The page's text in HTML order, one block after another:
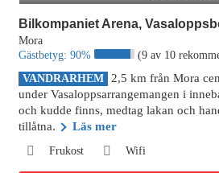
Bilkompaniet Arena,
Mora
Gästbetyg: 90%
(9 av 10
VANDRARHEM
2,5 km från Mora
under Vasaloppsarrangemangen i
och kudde finns, medtag lakan och
tillåtna.
Läs mer
Frukost Wifi